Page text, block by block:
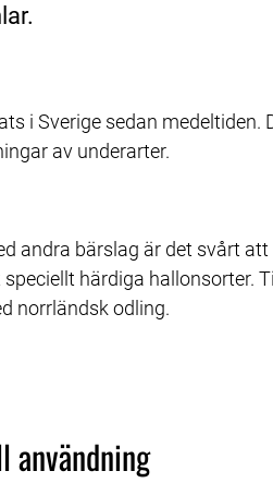
i Sverige sedan medeltiden.
av underarter.
andra bärslag är det svårt
härdiga hallonsorter.
norrländsk odling.
annan webbplats.
användning